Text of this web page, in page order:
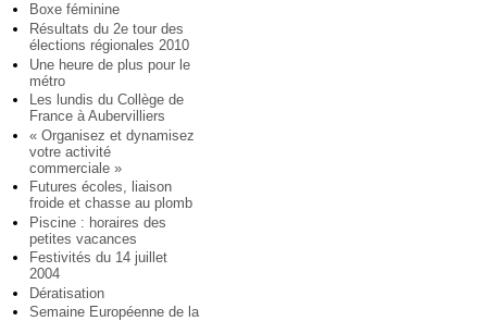
Boxe féminine
Résultats du 2e tour des
élections régionales 2010
Une heure de plus pour le
métro
Les lundis du Collège de
France à Aubervilliers
« Organisez et dynamisez
votre activité
commerciale »
Futures écoles, liaison
froide et chasse au plomb
Piscine : horaires des
petites vacances
Festivités du 14 juillet
2004
Dératisation
Semaine Européenne de la